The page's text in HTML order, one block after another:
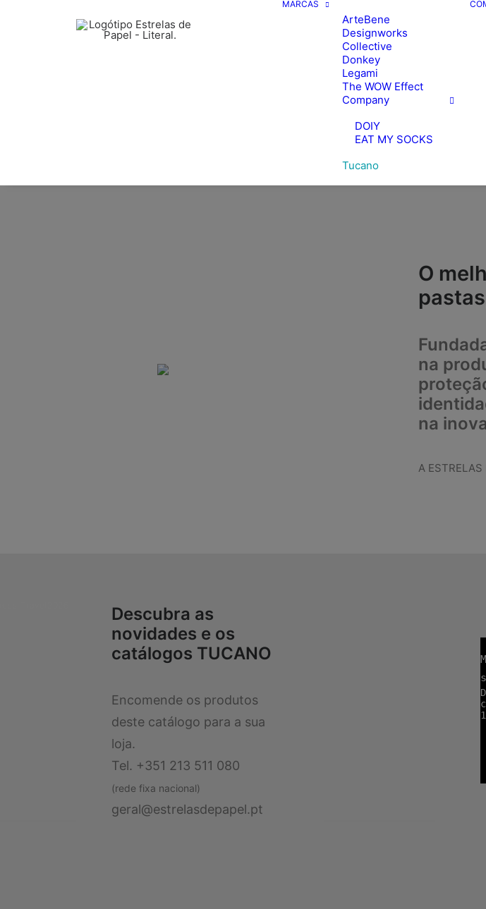
MARCAS
ArteBene
Designworks
Collective
Donkey
Legami
The WOW Effect
Company
DOIY
EAT MY SOCKS
Tucano
O
na
na
A
Descubra as
novidades e os
catálogos TUCANO
Encomende os produtos
deste catálogo para a sua
loja.
Tel. +351 213 511 080
(rede fixa nacional)
geral@estrelasdepapel.pt